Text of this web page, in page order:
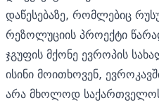
დაწესებაზე, რომლებიც
რეზოლუციის პროექტი
ჯგუფის მქონე ევროპის
ისინი მოითხოვენ,
არა მხოლოდ